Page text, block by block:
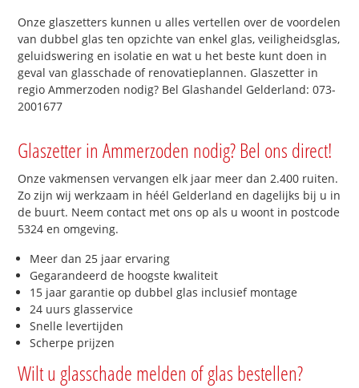
Onze glaszetters kunnen u alles vertellen over de voordelen
van dubbel glas ten opzichte van enkel glas, veiligheidsglas,
geluidswering en isolatie en wat u het beste kunt doen in
geval van glasschade of renovatieplannen. Glaszetter in
regio Ammerzoden nodig? Bel Glashandel Gelderland: 073-
2001677
Glaszetter in Ammerzoden nodig? Bel ons direct!
Onze vakmensen vervangen elk jaar meer dan 2.400 ruiten.
Zo zijn wij werkzaam in héél Gelderland en dagelijks bij u in
de buurt. Neem contact met ons op als u woont in postcode
5324 en omgeving.
Meer dan 25 jaar ervaring
Gegarandeerd de hoogste kwaliteit
15 jaar garantie op dubbel glas inclusief montage
24 uurs glasservice
Snelle levertijden
Scherpe prijzen
Wilt u glasschade melden of glas bestellen?